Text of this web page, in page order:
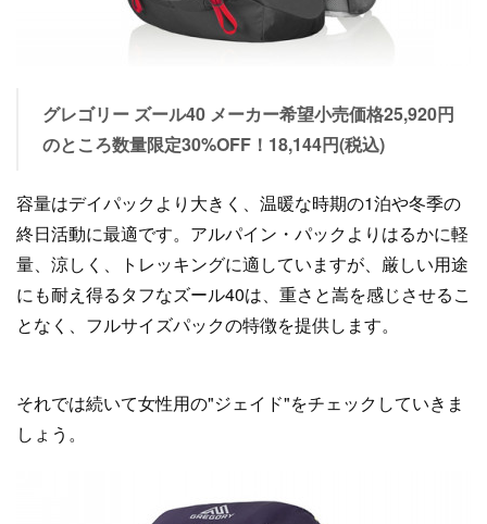
グレゴリー ズール40 メーカー希望小売価格25,920円
のところ数量限定30%OFF！18,144円(税込)
容量はデイパックより大きく、温暖な時期の1泊や冬季の
終日活動に最適です。アルパイン・パックよりはるかに軽
量、涼しく、トレッキングに適していますが、厳しい用途
にも耐え得るタフなズール40は、重さと嵩を感じさせるこ
となく、フルサイズパックの特徴を提供します。
それでは続いて女性用の"ジェイド"をチェックしていきま
しょう。